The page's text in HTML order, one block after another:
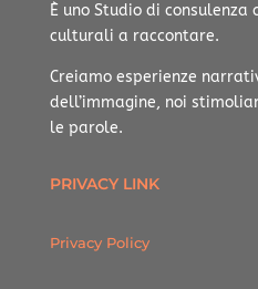
È uno Studio di
culturali a raccontare.
Creiamo esperienze
dell’immagine, noi
le parole.
PRIVACY LINK
Privacy Policy